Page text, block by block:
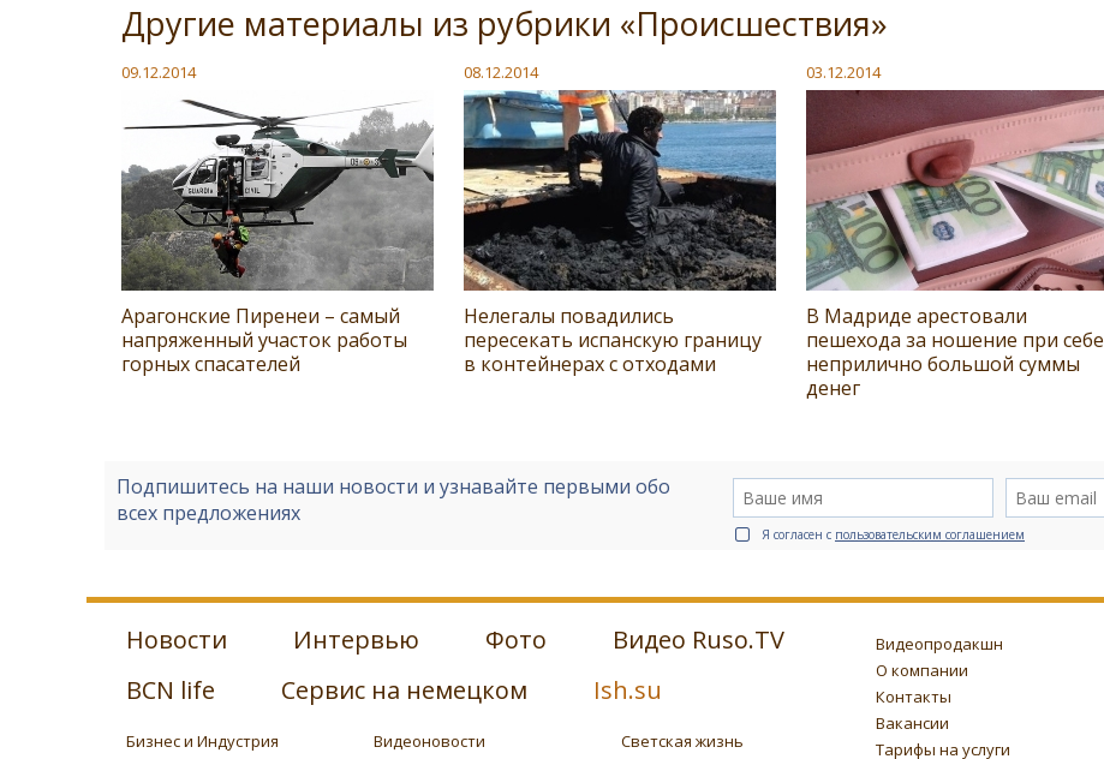
Другие материалы из рубрики «Происшествия»
09.12.2014
Арагонские Пиренеи – самый
напряженный участок работы
горных спасателей
08.12.2014
Нелегалы повадились
пересекать испанскую границу
в контейнерах с отходами
03.12.2014
В Мадриде арестовали
пешехода за ношение при себе
неприлично большой суммы
денег
Подпишитесь на наши новости и узнавайте первыми обо
всех предложениях
Я согласен с пользовательским соглашением
Новости Интервью Фото
Видео Ruso.TV
BCN life
Сервис на немецком Ish.su
Бизнес и Индустрия Видеоновости
Светская жизнь
Видеопродакшн
О компании
Контакты
Вакансии
Тарифы на услуги